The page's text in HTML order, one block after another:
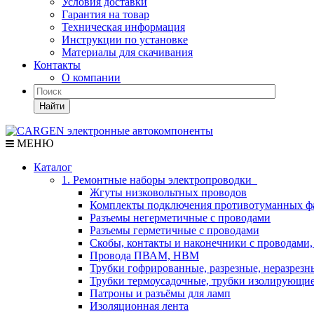
Гарантия на товар
Техническая информация
Инструкции по установке
Материалы для скачивания
Контакты
О компании
Найти
МЕНЮ
Каталог
1. Ремонтные наборы электропроводки
Жгуты низковольтных проводов
Комплекты подключения противотуманных
Разъемы негерметичные с проводами
Разъемы герметичные с проводами
Скобы, контакты и наконечники с проводами,
Провода ПВАМ, НВМ
Трубки гофрированные, разрезные,
Трубки термоусадочные, трубки
Патроны и разъёмы для ламп
Изоляционная лента